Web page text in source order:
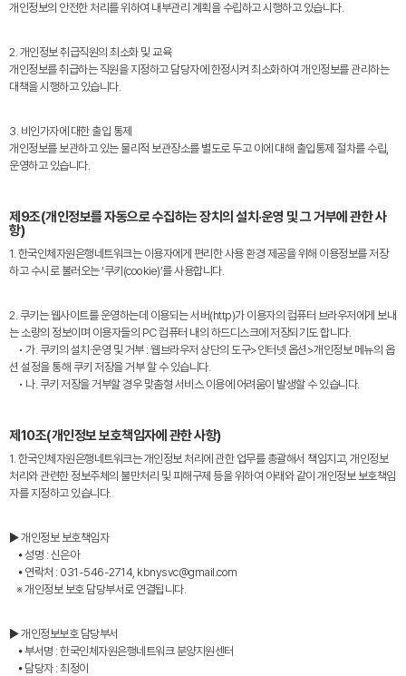
개인정보의 안전한 처리를 위하여 내부관리 계획을 수립하고 시행하고 있습니다.
2. 개인정보 취급직원의 최소화 및 교육
개인정보를 취급하는 직원을 지정하고 담당자에 한정시켜 최소화하여 개인정보를 관리하는
대책을 시행하고 있습니다.
3. 비인가자에 대한 출입 통제
개인정보를 보관하고 있는 물리적 보관장소를 별도로 두고 이에 대해 출입통제 절차를 수립,
운영하고 있습니다.
제9조(개인정보를 자동으로 수집하는 장치의 설치·운영 및 그 거부에 관한 사
항)
1. 한국인체자원은행네트워크는 이용자에게 편리한 사용 환경 제공을 위해 이용정보를 저장
하고 수시로 불러오는 ‘쿠키(cookie)’를 사용합니다.
2. 쿠키는 웹사이트를 운영하는데 이용되는 서버(http)가 이용자의 컴퓨터 브라우저에게 보내
는 소량의 정보이며 이용자들의 PC 컴퓨터 내의 하드디스크에 저장되기도 합니다.
• 가. 쿠키의 설치·운영 및 거부 : 웹브라우저 상단의 도구>인터넷 옵션>개인정보 메뉴의 옵
션 설정을 통해 쿠키 저장을 거부 할 수 있습니다.
• 나. 쿠키 저장을 거부할 경우 맞춤형 서비스 이용에 어려움이 발생할 수 있습니다.
제10조(개인정보 보호책임자에 관한 사항)
1. 한국인체자원은행네트워크는 개인정보 처리에 관한 업무를 총괄해서 책임지고, 개인정보
처리와 관련한 정보주체의 불만처리 및 피해구제 등을 위하여 아래와 같이 개인정보 보호책임
자를 지정하고 있습니다.
▶ 개인정보 보호책임자
⦁ 성명 : 신은아
⦁ 연락처 : 031-546-2714, kbnysvc@gmail.com
※ 개인정보 보호 담당부서로 연결됩니다.
▶ 개인정보보호 담당부서
⦁ 부서명 : 한국인체자원은행네트워크 분양지원센터
⦁ 담당자 : 최정이